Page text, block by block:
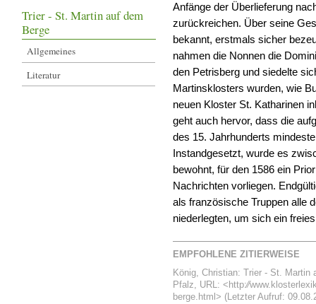
Trier - St. Martin auf dem
Berge
Allgemeines
Literatur
Anfänge der Überlieferung
zurückreichen. Über seine
bekannt, erstmals sicher
nahmen die Nonnen die
den Petrisberg und siedelte
Martinsklosters wurden, wie
neuen Kloster St. Katharinen
geht auch hervor, dass die
des 15. Jahrhunderts
Instandgesetzt, wurde es
bewohnt, für den 1586 ein
Nachrichten vorliegen.
als französische Truppen alle
niederlegten, um sich ein
EMPFOHLENE ZITIERWEISE
König, Christian: Trier - St. Martin
Pfalz, URL:
berge.html> (Letzter Aufruf: